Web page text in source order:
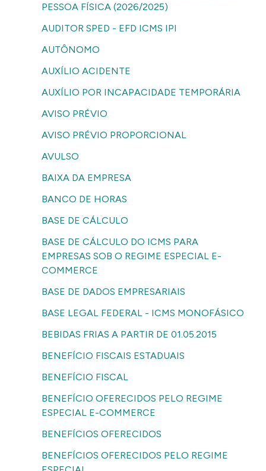
PESSOA FÍSICA (2026/2025)
AUDITOR SPED - EFD ICMS IPI
AUTÔNOMO
AUXÍLIO ACIDENTE
AUXÍLIO POR INCAPACIDADE TEMPORÁRIA
AVISO PRÉVIO
AVISO PRÉVIO PROPORCIONAL
AVULSO
BAIXA DA EMPRESA
BANCO DE HORAS
BASE DE CÁLCULO
BASE DE CÁLCULO DO ICMS PARA
EMPRESAS SOB O REGIME ESPECIAL E-
COMMERCE
BASE DE DADOS EMPRESARIAIS
BASE LEGAL FEDERAL - ICMS MONOFÁSICO
BEBIDAS FRIAS A PARTIR DE 01.05.2015
BENEFÍCIO FISCAIS ESTADUAIS
BENEFÍCIO FISCAL
BENEFÍCIO OFERECIDOS PELO REGIME
ESPECIAL E-COMMERCE
BENEFÍCIOS OFERECIDOS
BENEFÍCIOS OFERECIDOS PELO REGIME